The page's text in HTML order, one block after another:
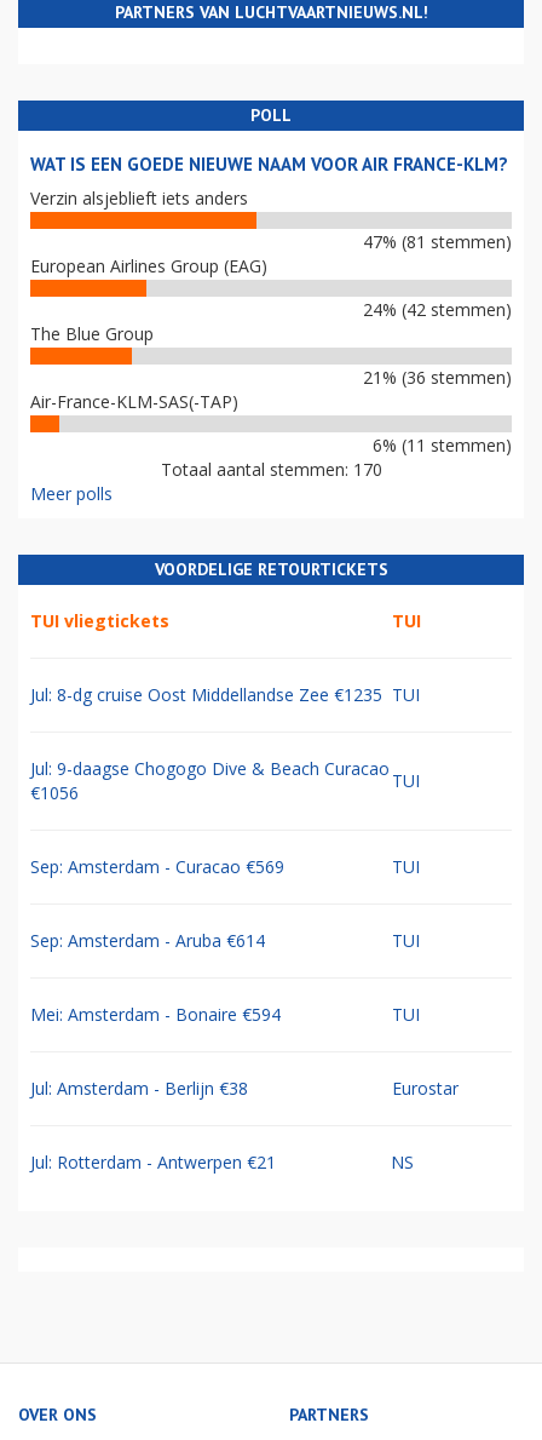
PARTNERS VAN LUCHTVAARTNIEUWS.NL!
POLL
WAT IS EEN GOEDE NIEUWE NAAM VOOR AIR FRANCE-KLM?
Verzin alsjeblieft iets anders
47% (81 stemmen)
European Airlines Group (EAG)
24% (42 stemmen)
The Blue Group
21% (36 stemmen)
Air-France-KLM-SAS(-TAP)
6% (11 stemmen)
Totaal aantal stemmen: 170
Meer polls
VOORDELIGE RETOURTICKETS
TUI vliegtickets TUI
Jul: 8-dg cruise Oost Middellandse Zee €1235 TUI
Jul: 9-daagse Chogogo Dive & Beach Curacao
€1056
TUI
Sep: Amsterdam - Curacao €569 TUI
Sep: Amsterdam - Aruba €614 TUI
Mei: Amsterdam - Bonaire €594 TUI
Jul: Amsterdam - Berlijn €38 Eurostar
Jul: Rotterdam - Antwerpen €21 NS
OVER ONS PARTNERS